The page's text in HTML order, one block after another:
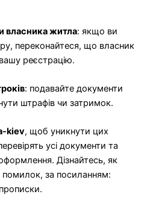
власника житла: якщо ви
переконайтеся, що власник
реєстрацію.
: подавайте документи
штрафів чи затримок.
kiev, щоб уникнути цих
усі документи та
Дізнайтесь, як
за посиланням: